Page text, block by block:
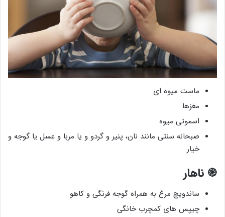
ماست میوه ای
مغزها
اسموتی میوه
صبحانه سنتی مانند نان، پنیر و گردو و یا مربا و عسل یا گوجه و
خیار
֎ ناهار
ساندویچ مرغ به همراه گوجه فرنگی و کاهو
چیپس های کمچرب خانگی